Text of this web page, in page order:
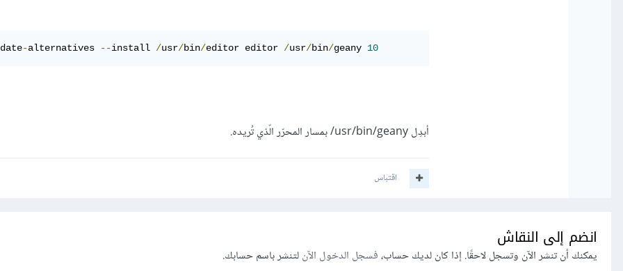
-alternatives --install /usr/bin/editor editor /usr/bin/geany 10
أبدِل usr/bin/geany/ بمسار المحرّر الّذي تُريده.
اقتباس
انضم إلى النقاش
يمكنك أن تنشر الآن وتسجل لاحقًا. إذا كان لديك حساب،فسجل الدخول الآنلتنشر باسم حسابك.